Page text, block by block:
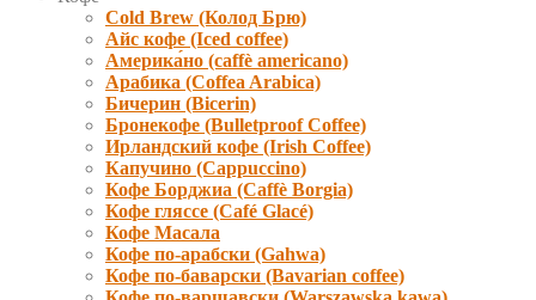
Cold Brew (Колод Брю)
Айс кофе (Iced coffee)
Америка́но (caffè americano)
Арабика (Coffea Arabica)
Бичерин (Bicerin)
Бронекофе (Bulletproof Coffee)
Ирландский кофе (Irish Coffee)
Капучино (Cappuccino)
Кофе Борджиа (Caffè Borgia)
Кофе гляссе (Café Glacé)
Кофе Масала
Кофе по-арабски (Gahwa)
Кофе по-баварски (Bavarian coffee)